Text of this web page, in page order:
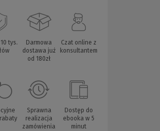
tys.
Darmowa
dostawa już
od 180zł
Czat online z
konsultantem
Sprawna
realizacja
zamówienia
Dostęp do
ebooka w 5
minut